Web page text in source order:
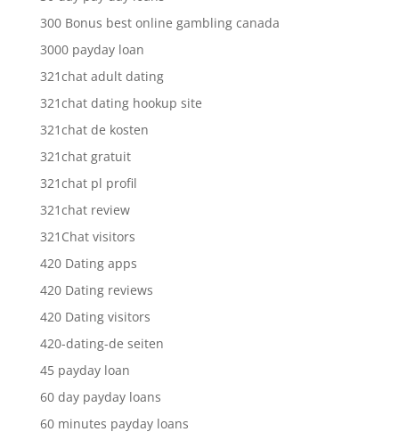
300 Bonus best online gambling canada
3000 payday loan
321chat adult dating
321chat dating hookup site
321chat de kosten
321chat gratuit
321chat pl profil
321chat review
321Chat visitors
420 Dating apps
420 Dating reviews
420 Dating visitors
420-dating-de seiten
45 payday loan
60 day payday loans
60 minutes payday loans